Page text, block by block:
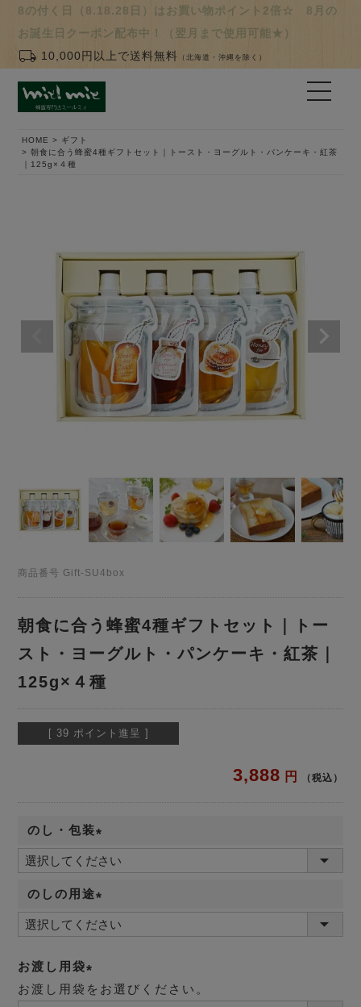
8の付く日（8.18.28日）はお買い物ポイント2倍☆ 8月の
お誕生日クーポン配布中！（翌月まで使用可能★）
local_shipping 10,000円以上で送料無料 （北海道・沖縄を除く）
HOME
ギフト
朝食に合う蜂蜜4種ギフトセット｜トースト・ヨーグルト・パンケーキ・紅茶
｜125g×４種
商品番号 Gift-SU4box
朝食に合う蜂蜜4種ギフトセット｜トー
スト・ヨーグルト・パンケーキ・紅茶｜
125g×４種
[ 39 ポイント進呈 ]
3,888 税込
のし・包装
(
須
)
のしの用途
(
)
お渡し用袋
(
お渡し用袋をお選びください。